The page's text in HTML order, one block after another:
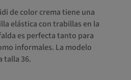
de color crema tiene una
elástica con trabillas en la
es perfecta tanto para
informales. La modelo
talla 36.